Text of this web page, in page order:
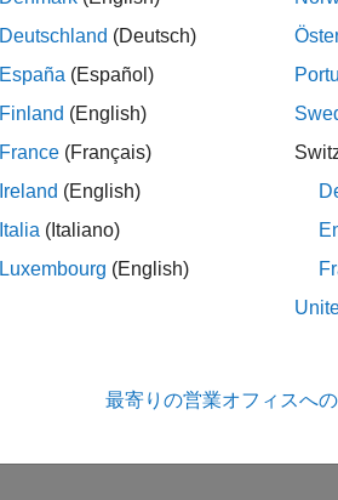
Deutschland (Deutsch)
España (Español)
Finland (English)
France (Français)
Ireland (English)
Italia (Italiano)
Luxembourg (English)
最寄りの営業オフィスへ